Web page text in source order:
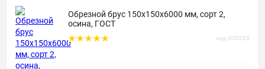
Обрезной брус 150х150х6000 мм, сорт 2,
осина, ГОСТ
код: 020203